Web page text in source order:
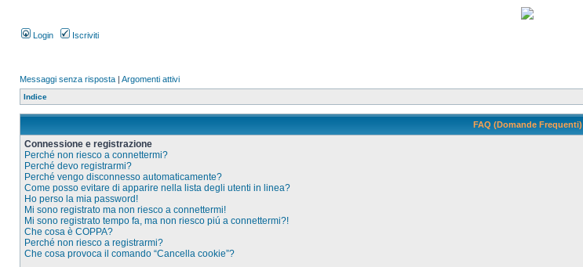
Login Iscriviti
Messaggi senza risposta | Argomenti attivi
Indice
FAQ (Domande Frequenti)
Connessione e registrazione
Perché non riesco a connettermi?
Perché devo registrarmi?
Perché vengo disconnesso automaticamente?
Come posso evitare di apparire nella lista degli utenti in linea?
Ho perso la mia password!
Mi sono registrato ma non riesco a connettermi!
Mi sono registrato tempo fa, ma non riesco piú a connettermi?!
Che cosa è COPPA?
Perché non riesco a registrarmi?
Che cosa provoca il comando “Cancella cookie”?